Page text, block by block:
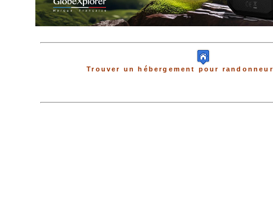
Trouver un hébergement pour